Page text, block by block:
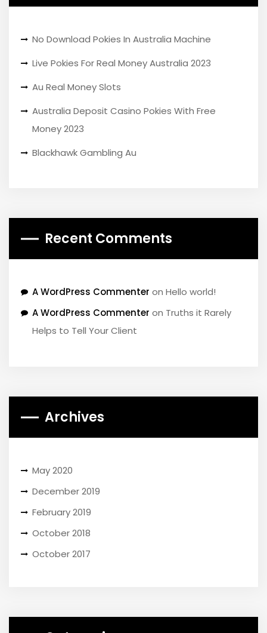
No Download Pokies In Australia Machine
Live Pokies For Real Money Australia 2023
Au Real Money Slots
Australia Deposit Casino Pokies With Free
Money 2023
Blackhawk Gambling Au
Recent Comments
A WordPress Commenter on Hello world!
A WordPress Commenter on Truths it Rarely
Helps to Tell Your Client
Archives
May 2020
December 2019
February 2019
October 2018
October 2017